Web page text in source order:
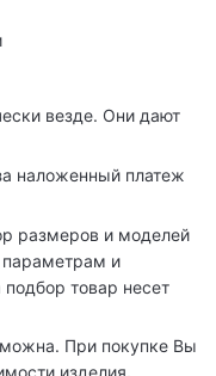
везде. Они дают
наложенный платеж
размеров и моделей
параметрам и
товар несет
При покупке Вы